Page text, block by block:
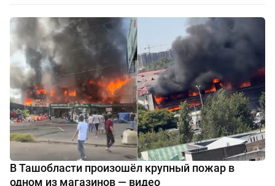
В Ташобласти произошёл крупный пожар в
одном из магазинов — видео